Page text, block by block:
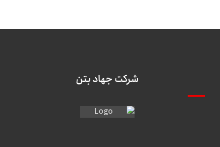
شرکت جهاد بتن